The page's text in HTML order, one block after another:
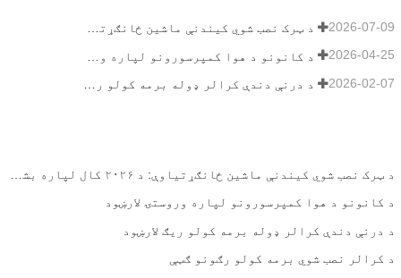
د ټرک نصب شوي کیندنې ماشین ځانګړتیاوې: د ۲۰۲۶ کال لپاره بشپړ لارښود 2026-07-09
2026-04-25
2026-02-07
د کانونو د هوا کمپرسورونو لپاره وروستۍ لارښود
د درنې دندې کرالر ډوله برمه کولو ریګ لارښود
د کرالر نصب شوي برمه کولو رګونو ګټې